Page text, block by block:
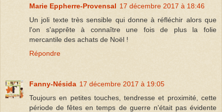
Marie Eppherre-Provensal 17 décembre 2017 à 18:46
Un joli texte très sensible qui donne à réfléchir alors que
l'on s'apprête à connaître une fois de plus la folie
mercantile des achats de Noël !
Répondre
Fanny-Nésida 17 décembre 2017 à 19:05
Toujours en petites touches, tendresse et proximité, cette
période de fêtes en temps de guerre n'était pas évidente